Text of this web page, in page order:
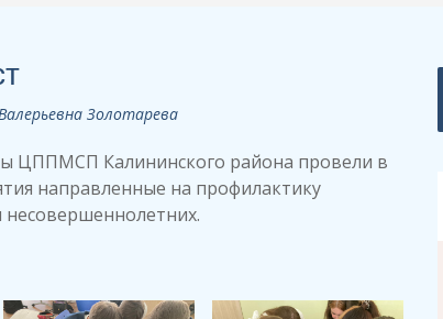
Золотарева
ЦППМСП Калининского района провели в
направленные на профилактику